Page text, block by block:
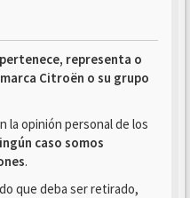
representa o
Citroën o su grupo
la opinión personal de los
caso somos
.
que deba ser retirado,